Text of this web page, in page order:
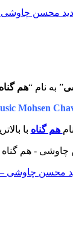
جدید محسن
” به نام “هم
Mohsen
هم گناه با
محسن چاوشی